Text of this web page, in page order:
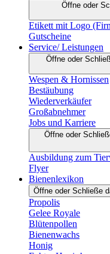
Öffne oder
Etikett mit Logo
Gutscheine
Service/ Leistungen
Öffne oder
Wespen & Hornissen
Bestäubung
Wiederverkäufer
Großabnehmer
Jobs und Karriere
Öffne oder
Ausbildung zum
Flyer
Bienenlexikon
Öffne oder Schließe
Propolis
Gelee Royale
Blütenpollen
Bienenwachs
Honig